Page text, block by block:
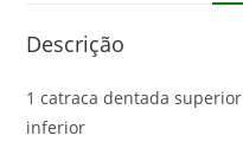
Descrição
1 catraca dentada
inferior